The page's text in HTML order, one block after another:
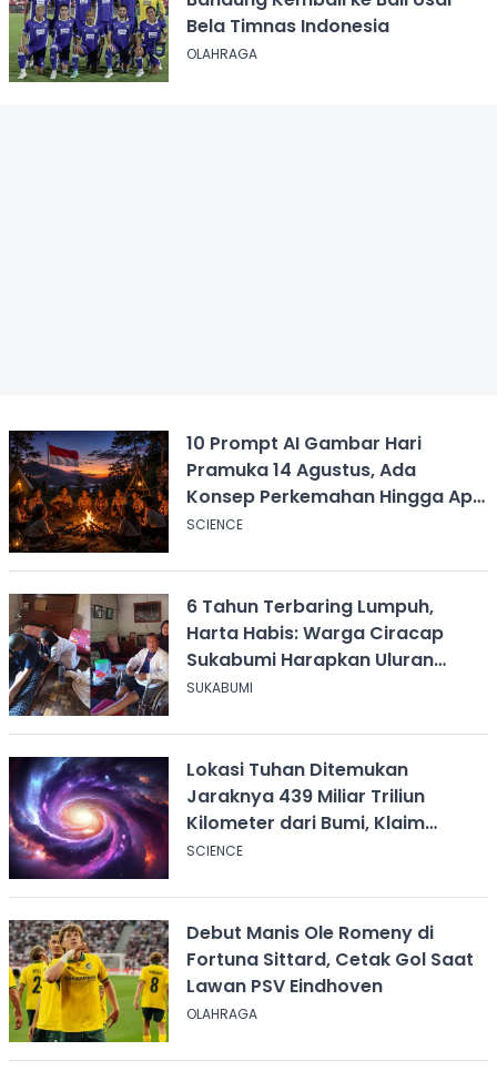
Bela Timnas Indonesia
OLAHRAGA
10 Prompt AI Gambar Hari
Pramuka 14 Agustus, Ada
Konsep Perkemahan Hingga Api
Unggun
SCIENCE
6 Tahun Terbaring Lumpuh,
Harta Habis: Warga Ciracap
Sukabumi Harapkan Uluran
Tangan KDM
SUKABUMI
Lokasi Tuhan Ditemukan
Jaraknya 439 Miliar Triliun
Kilometer dari Bumi, Klaim
Ilmuwan Harvard
SCIENCE
Debut Manis Ole Romeny di
Fortuna Sittard, Cetak Gol Saat
Lawan PSV Eindhoven
OLAHRAGA